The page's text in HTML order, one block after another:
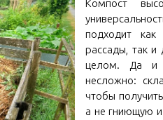
Компост
подходит как
рассады, так и
целом. Да и
несложно:
чтобы
а не гниющую и